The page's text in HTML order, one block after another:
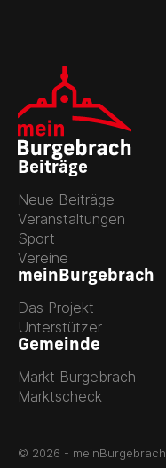
Beiträge
Neue Beiträge
Veranstaltungen
Sport
Vereine
meinBurgebrach
Das Projekt
Unterstützer
Gemeinde
Markt Burgebrach
Marktscheck
© 2026 - meinBurgebrach